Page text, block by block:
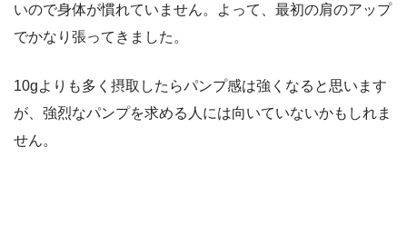
いので身体が慣れていません。よって、最初の肩のアップ
でかなり張ってきました。
10gよりも多く摂取したらパンプ感は強くなると思います
が、強烈なパンプを求める人には向いていないかもしれま
せん。